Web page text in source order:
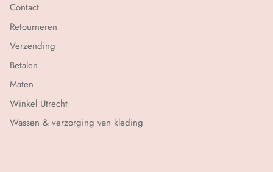
Contact
Retourneren
Verzending
Betalen
Maten
Winkel Utrecht
Wassen & verzorging van kleding